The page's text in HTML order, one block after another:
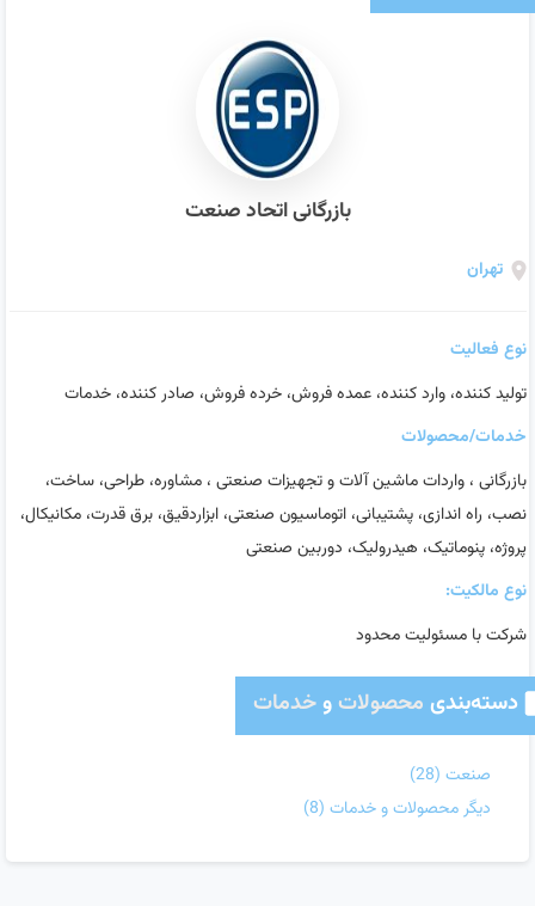
بازرگانی اتحاد صنعت
تهران
نوع فعالیت
تولید کننده، وارد کننده، عمده فروش، خرده فروش، صادر کننده، خدمات
خدمات/محصولات
بازرگانی ، واردات ماشین آلات و تجهیزات صنعتی ، مشاوره، طراحی، ساخت،
نصب، راه اندازی، پشتیبانی، اتوماسیون صنعتی، ابزاردقیق، برق قدرت، مکانیکال،
پروژه، پنوماتیک، هیدرولیک، دوربین صنعتی
نوع مالکیت:
شرکت با مسئولیت محدود
دسته‌بندی محصولاتوخدمات
صنعت (28)
دیگر محصولات و خدمات (8)